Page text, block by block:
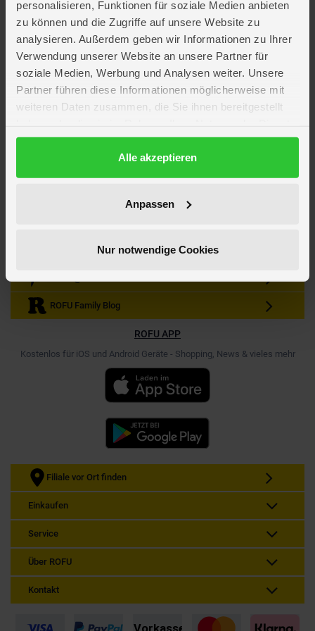
personalisieren, Funktionen für soziale Medien anbieten
zu können und die Zugriffe auf unsere Website zu
analysieren. Außerdem geben wir Informationen zu Ihrer
Verwendung unserer Website an unsere Partner für
soziale Medien, Werbung und Analysen weiter. Unsere
Partner führen diese Informationen möglicherweise mit
weiteren Daten zusammen, die Sie ihnen bereitgestellt
gesammelt haben.
DatenschutzerklärungAlle akzeptieren
Anpassen
Nur notwendige Cookies
Kein Angebot mehr verpassen
Zum Newsletter anmelden & Vorteile sichern
Anmelden
Gutscheine & Gewinnspiele
Neuheiten, Trends & Angebote
Werde unser Fan auf Facebook
ROFU Family Blog
ROFU APP
Kostenlos für iOS und Android Geräte - Shopping, News & vieles mehr
Filiale vor Ort finden
Einkaufen
Service
Über ROFU
Kontakt